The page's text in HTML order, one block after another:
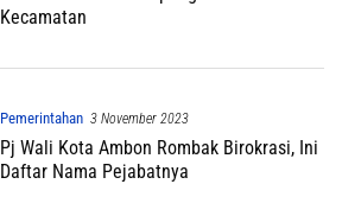
Kecamatan
Pemerintahan 3 November 2023
Pj Wali Kota Ambon Rombak Birokrasi, Ini
Daftar Nama Pejabatnya